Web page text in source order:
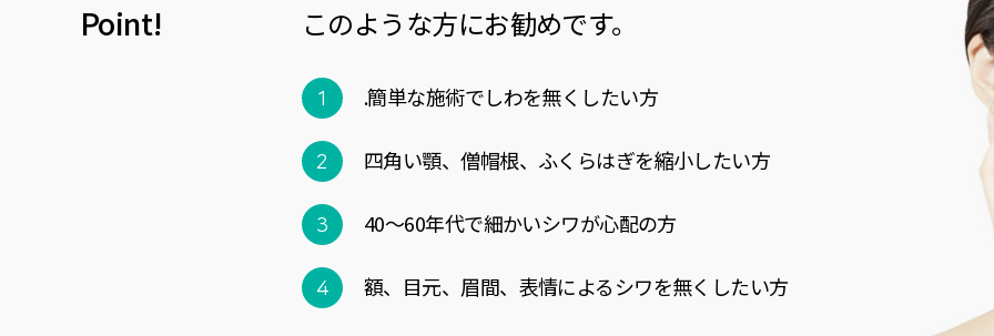
Point! このような方にお勧めです。
.簡単な施術でしわを無くしたい方
四角い顎、僧帽根、ふくらはぎを縮小したい方
40～60年代で細かいシワが心配の方
額、目元、眉間、表情によるシワを無くしたい方